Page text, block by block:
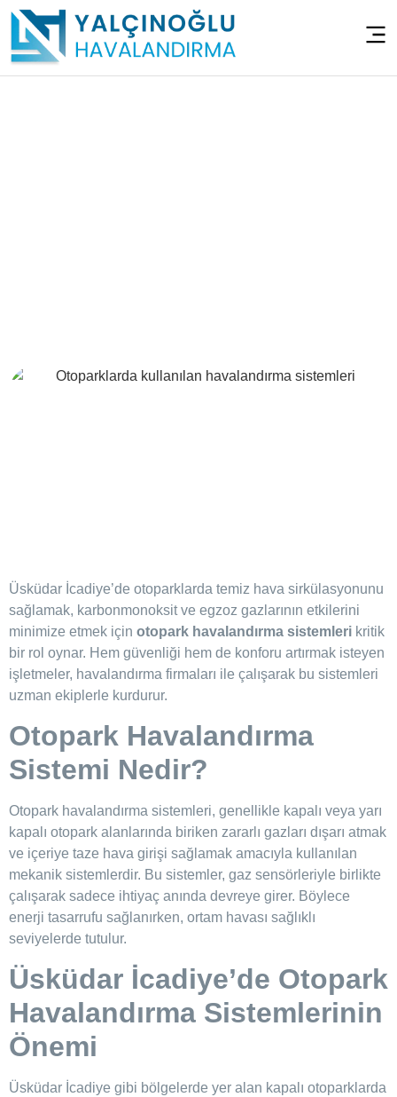
Üsküdar İcadiye’de otoparklarda temiz hava sirkülasyonunu
sağlamak, karbonmonoksit ve egzoz gazlarının etkilerini
minimize etmek için otopark havalandırma sistemleri kritik
bir rol oynar. Hem güvenliği hem de konforu artırmak isteyen
işletmeler, havalandırma firmaları ile çalışarak bu sistemleri
uzman ekiplerle kurdurur.
Otopark Havalandırma
Sistemi Nedir?
Otopark havalandırma sistemleri, genellikle kapalı veya yarı
kapalı otopark alanlarında biriken zararlı gazları dışarı atmak
ve içeriye taze hava girişi sağlamak amacıyla kullanılan
mekanik sistemlerdir. Bu sistemler, gaz sensörleriyle birlikte
çalışarak sadece ihtiyaç anında devreye girer. Böylece
enerji tasarrufu sağlanırken, ortam havası sağlıklı
seviyelerde tutulur.
Üsküdar İcadiye’de Otopark
Havalandırma Sistemlerinin
Önemi
Üsküdar İcadiye gibi bölgelerde yer alan kapalı otoparklarda